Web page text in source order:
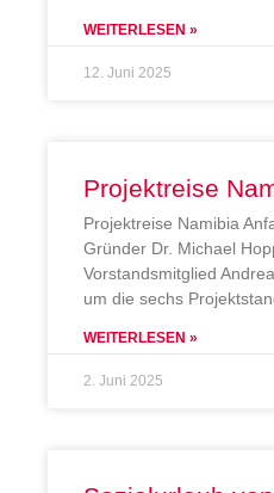
WEITERLESEN »
12. Juni 2025
Projektreise
Projektreise Namibia
Gründer Dr. Michael
Vorstandsmitglied
um die sechs
WEITERLESEN »
2. Juni 2025